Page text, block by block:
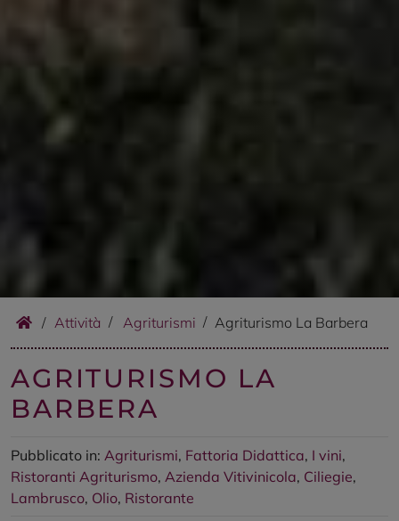
/ Attività Agriturismi Agriturismo La Barbera
AGRITURISMO LA
BARBERA
Pubblicato in: Agriturismi, Fattoria Didattica, I vini,
Ristoranti Agriturismo, Azienda Vitivinicola, Ciliegie,
Lambrusco, Olio, Ristorante